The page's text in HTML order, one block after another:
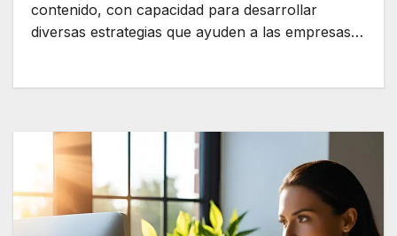
contenido, con capacidad para desarrollar
diversas estrategias que ayuden a las empresas…